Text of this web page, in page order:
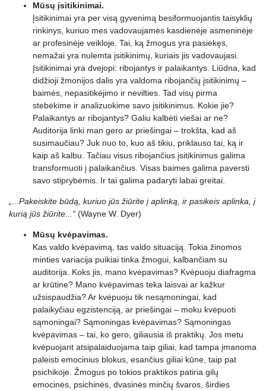
Mūsų įsitikinimai.
Įsitikinimai yra per visą gyvenimą besiformuojantis taisyklių
rinkinys, kuriuo mes vadovaujamės kasdienėje asmeninėje
ar profesinėje veikloje. Tai, ką žmogus yra pasiekęs,
nemažai yra nulemta įsitikinimų, kuriais jis vadovaujasi.
Įsitikinimai yra dvejopi: ribojantys ir palaikantys. Liūdna, kad
didžioji žmonijos dalis yra valdoma ribojančių įsitikinimų –
baimės, nepasitikėjimo ir nevilties. Tad visų pirma
stebėkime ir analizuokime savo įsitikinimus. Kokie jie?
Palaikantys ar ribojantys? Galiu kalbėti viešai ar ne?
Auditorija linki man gero ar priešingai – trokšta, kad aš
susimaučiau? Juk nuo to, kuo aš tikiu, priklauso tai, ką ir
kaip aš kalbu. Tačiau visus ribojančius įsitikinimus galima
transformuoti į palaikančius. Visas baimes galima paversti
savo stiprybėmis. Ir tai galima padaryti labai greitai.
„...Pakeiskite būdą, kuriuo jūs žiūrite į aplinką, ir pasikeis aplinka, į
kurią jūs žiūrite...“ (Wayne W. Dyer)
Mūsų kvėpavimas.
Kas valdo kvėpavimą, tas valdo situaciją. Tokia žinomos
minties variacija puikiai tinka žmogui, kalbančiam su
auditorija. Koks jis, mano kvėpavimas? Kvėpuoju diafragma
ar krūtine? Mano kvėpavimas teka laisvai ar kažkur
užsispaudžia? Ar kvėpuoju tik nesąmoningai, kad
palaikyčiau egzistenciją, ar priešingai – moku kvėpuoti
sąmoningai? Sąmoningas kvėpavimas? Sąmoningas
kvėpavimas – tai, ko gero, giliausia iš praktikų. Jos metu
kvėpuojant atsipalaiduojama taip giliai, kad tampa įmanoma
paleisti emocinius blokus, esančius giliai kūne, taip pat
psichikoje. Žmogus po tokios praktikos patiria gilų
emocinės, psichinės, dvasinės minčių švaros, širdies